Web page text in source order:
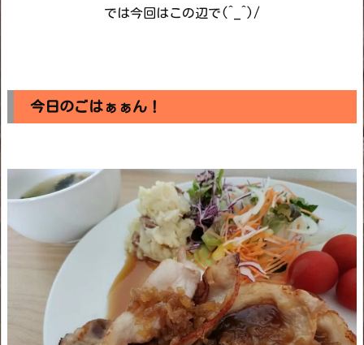
では今回はこの辺で(^_^)/
今日のごはぁぁん！